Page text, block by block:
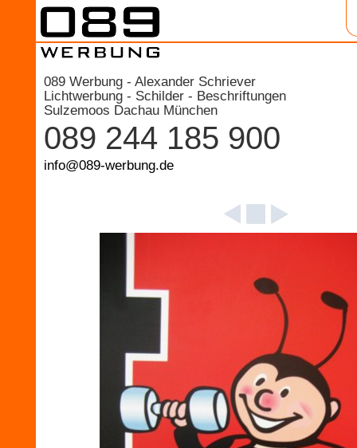
089 Werbung - Alexander Schriever
Lichtwerbung - Schilder - Beschriftungen
Sulzemoos Dachau München
089 244 185 900
info@089-werbung.de